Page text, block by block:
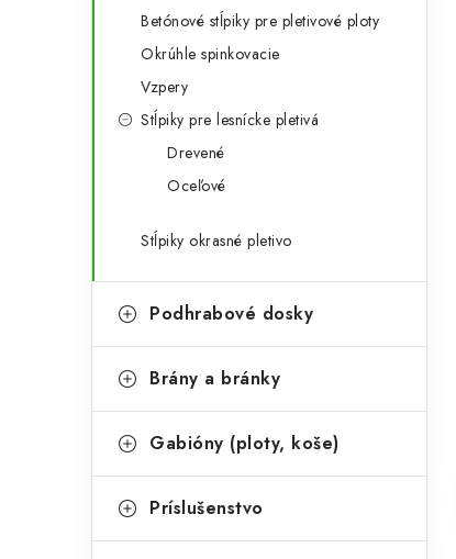
Betónové stĺpiky pre pletivové ploty
Okrúhle spinkovacie
Vzpery
Stĺpiky pre lesnícke pletivá
Drevené
Oceľové
Stĺpiky okrasné pletivo
Podhrabové dosky
Brány a bránky
Gabióny (ploty, koše)
Príslušenstvo